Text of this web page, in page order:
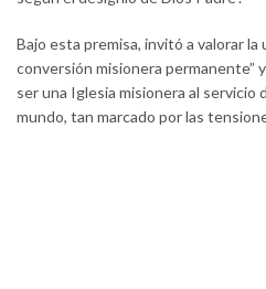
Bajo esta premisa, invitó a valorar la
conversión misionera permanente”
ser una Iglesia misionera al servicio
mundo, tan marcado por las